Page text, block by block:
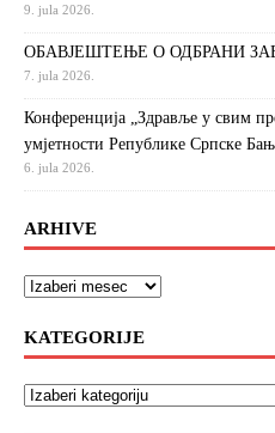
9. jula 2026.
ОБАВЈЕШТЕЊЕ О ОДБРАНИ
7. jula 2026.
Конференција „Здравље у свим
умјетности Републике Српске
6. jula 2026.
ARHIVE
KATEGORIJE